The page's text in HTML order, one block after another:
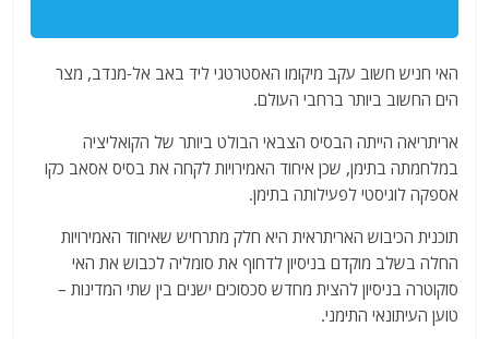
האי חניש חשוב עקב מיקומו האסטרטגי ליד באב אל-מנדב, מצר
הים החשוב ביותר ברחבי העולם.
אריתריאה הייתה הבסיס הצבאי הבולט ביותר של הקואליציה
במלחמתה בתימן, שכן איחוד האמירויות לקחה את בסיס אסאב כקו
אספקה ​​לוגיסטי לפעילותה בתימן.
תוכנית הכיבוש האריתראית היא חלק מתרחיש שאיחוד האמירויות
החלה בשלב מוקדם בניסיון לדחוף את סומליה לכבוש את האי
סוקוטרה בניסיון להצית מחדש סכסוכים ישנים בין שתי המדינות –
טוען העיתונאי התימני.